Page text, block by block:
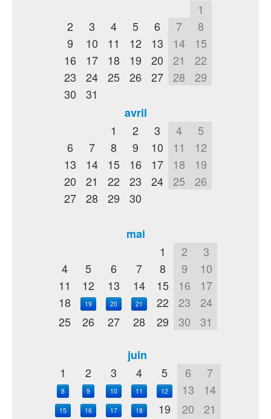
1
2
3 4 5 6 7
8
9
10 11 12 13 14
15
16
17 18 19 20 21
22
23
24 25 26 27 28
29
30
31
avril
1
2 3 4
5
6
7 8 9 10 11
12
13
14 15 16 17 18
19
20
21 22 23 24 25
26
27
28 29 30
mai
1
2
3
4
5 6 7 8 9
10
11
12 13 14 15 16
17
18
19 20 21 22 23
24
25
26 27 28 29 30 31
juin
1
2 3 4 5 6 7
8 9 10 11 12 13 14
15 16 17 18 19 20
21